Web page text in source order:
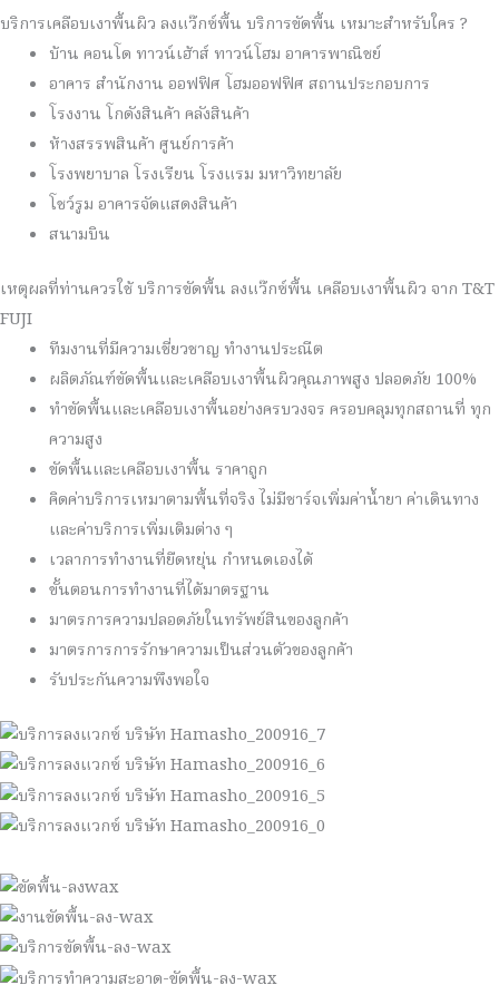
บริการเคลือบเงาพื้นผิว ลงแว๊กซ์พื้น บริการขัดพื้น เหมาะสำหรับใคร ?
บ้าน คอนโด ทาวน์เฮ้าส์ ทาวน์โฮม อาคารพาณิชย์
อาคาร สำนักงาน ออฟฟิศ โฮมออฟฟิศ สถานประกอบการ
โรงงาน โกดังสินค้า คลังสินค้า
ห้างสรรพสินค้า ศูนย์การค้า
โรงพยาบาล โรงเรียน โรงแรม มหาวิทยาลัย
โชว์รูม อาคารจัดแสดงสินค้า
สนามบิน
เหตุผลที่ท่านควรใช้ บริการขัดพื้น ลงแว๊กซ์พื้น เคลือบเงาพื้นผิว จาก T&T
FUJI
ทีมงานที่มีความเชี่ยวชาญ ทำงานประณีต
ผลิตภัณฑ์ขัดพื้นและเคลือบเงาพื้นผิวคุณภาพสูง ปลอดภัย 100%
ทำขัดพื้นและเคลือบเงาพื้นอย่างครบวงจร ครอบคลุมทุกสถานที่ ทุก
ความสูง
ขัดพื้นและเคลือบเงาพื้น ราคาถูก
คิดค่าบริการเหมาตามพื้นที่จริง ไม่มีชาร์จเพิ่มค่าน้ำยา ค่าเดินทาง
และค่าบริการเพิ่มเติมต่าง ๆ
เวลาการทำงานที่ยืดหยุ่น กำหนดเองได้
ขั้นตอนการทำงานที่ได้มาตรฐาน
มาตรการความปลอดภัยในทรัพย์สินของลูกค้า
มาตรการการรักษาความเป็นส่วนตัวของลูกค้า
รับประกันความพึงพอใจ